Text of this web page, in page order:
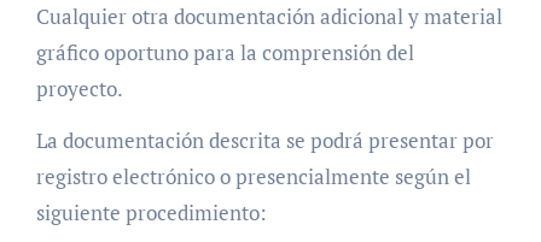
Cualquier otra documentación adicional y material
gráfico oportuno para la comprensión del
proyecto.
La documentación descrita se podrá presentar por
registro electrónico o presencialmente según el
siguiente procedimiento: